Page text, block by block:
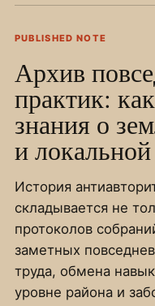
PUBLISHED NOTE
Архив
практик:
знания о
и
История
складывается не
протоколов
заметных
труда, обмена
уровне района и